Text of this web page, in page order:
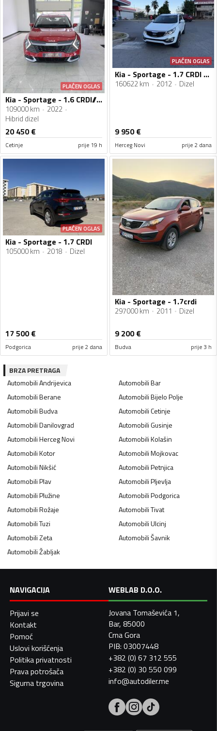
PLAĆEN OGLAS
Kia - Sportage - 1.6 CRDI// 4X4 // 31.12.2022
109000 km
2022
Hibrid dizel
20 450€
Cetinje prije 19 h
PLAĆEN OGLAS
Kia - Sportage - 1.7 CRDI 2WD
160622 km 2012 Dizel
9 950€
Herceg Novi prije 2 dana
PLAĆEN OGLAS
Kia - Sportage - 1.7 CRDI
105000 km 2018 Dizel
17 500€
Podgorica prije 2 dana
Kia - Sportage - 1.7crdi
297000 km 2011 Dizel
9 200€
Budva prije 3 h
BRZA PRETRAGA
AutomobiliAndrijevica AutomobiliBar
AutomobiliBerane AutomobiliBijelo Polje
AutomobiliBudva AutomobiliCetinje
AutomobiliDanilovgrad AutomobiliGusinje
AutomobiliHerceg Novi AutomobiliKolašin
AutomobiliKotor AutomobiliMojkovac
AutomobiliNikšić AutomobiliPetnjica
AutomobiliPlav AutomobiliPljevlja
AutomobiliPlužine AutomobiliPodgorica
AutomobiliRožaje AutomobiliTivat
AutomobiliTuzi AutomobiliUlcinj
AutomobiliZeta AutomobiliŠavnik
AutomobiliŽabljak
NAVIGACIJA
Prijavi se
Kontakt
Pomoć
Uslovi korišćenja
Politika privatnosti
Prava potrošača
Sigurna trgovina
WEBLAB D.O.O.
Jovana Tomaševića 1,
Bar, 85000
Crna Gora
PIB: 03007448
+382 (0) 67 312 555
+382 (0) 30 550 099
info@autodiler.me